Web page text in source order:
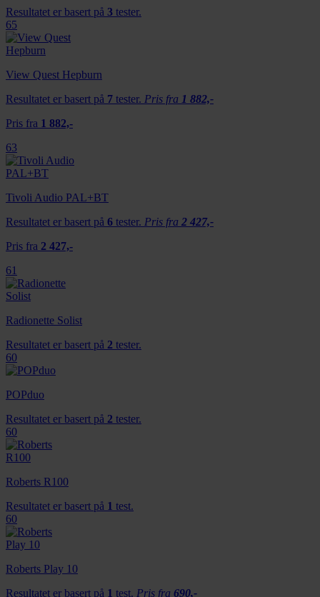
Resultatet er basert på 3 tester.
65
View Quest Hepburn
Resultatet er basert på 7 tester. Pris fra 1 882,-
Pris fra 1 882,-
63
Tivoli Audio PAL+BT
Resultatet er basert på 6 tester. Pris fra 2 427,-
Pris fra 2 427,-
61
Radionette Solist
Resultatet er basert på 2 tester.
60
POPduo
Resultatet er basert på 2 tester.
60
Roberts R100
Resultatet er basert på 1 test.
60
Roberts Play 10
Resultatet er basert på 1 test. Pris fra 690,-